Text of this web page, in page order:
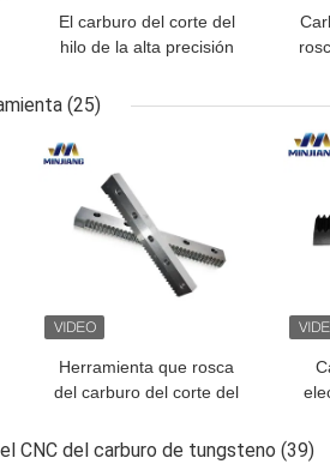
El carburo del corte del
hilo de la alta precisión
larga de la herramienta
(25)
Herramienta que rosca
del carburo del corte del
la extremidad de
MEJOR PRECIO
CNC del carburo de tungsteno (39)